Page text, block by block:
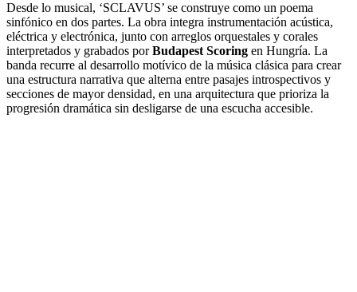
Desde lo musical, ‘SCLAVUS’ se construye como un poema
sinfónico en dos partes. La obra integra instrumentación acústica,
eléctrica y electrónica, junto con arreglos orquestales y corales
interpretados y grabados porBudapest Scoring en Hungría. La
banda recurre al desarrollo motívico de la música clásica para crear
una estructura narrativa que alterna entre pasajes introspectivos y
secciones de mayor densidad, en una arquitectura que prioriza la
progresión dramática sin desligarse de una escucha accesible.